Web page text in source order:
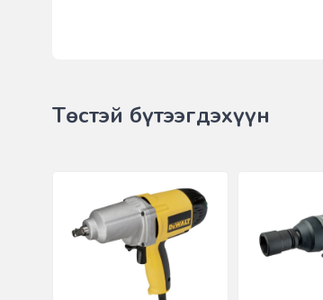
Төстэй бүтээгдэхүүн